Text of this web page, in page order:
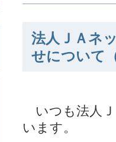
法人ＪＡネ
せについて
いつも法人
います。